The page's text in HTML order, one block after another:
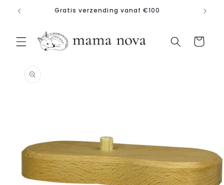
naar de Gratis verzending vanaf €100
Winkelwagen